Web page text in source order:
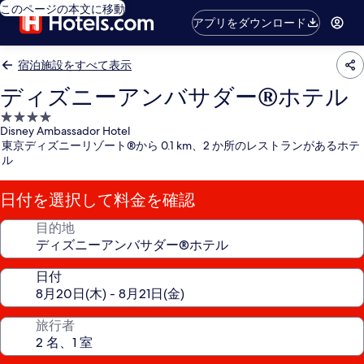
このページの本文に移動
アプリをダウンロード
宿泊施設をすべて表示
ディズニーアンバサダー®ホテル
4.0
つ
星
泊
施
設
Disney Ambassador Hotel
東京ディズニーリゾート®から 0.1 km、2 か所のレストランがあるホテ
ル
日付を選択して料金を確認
目的地
日付
旅行者